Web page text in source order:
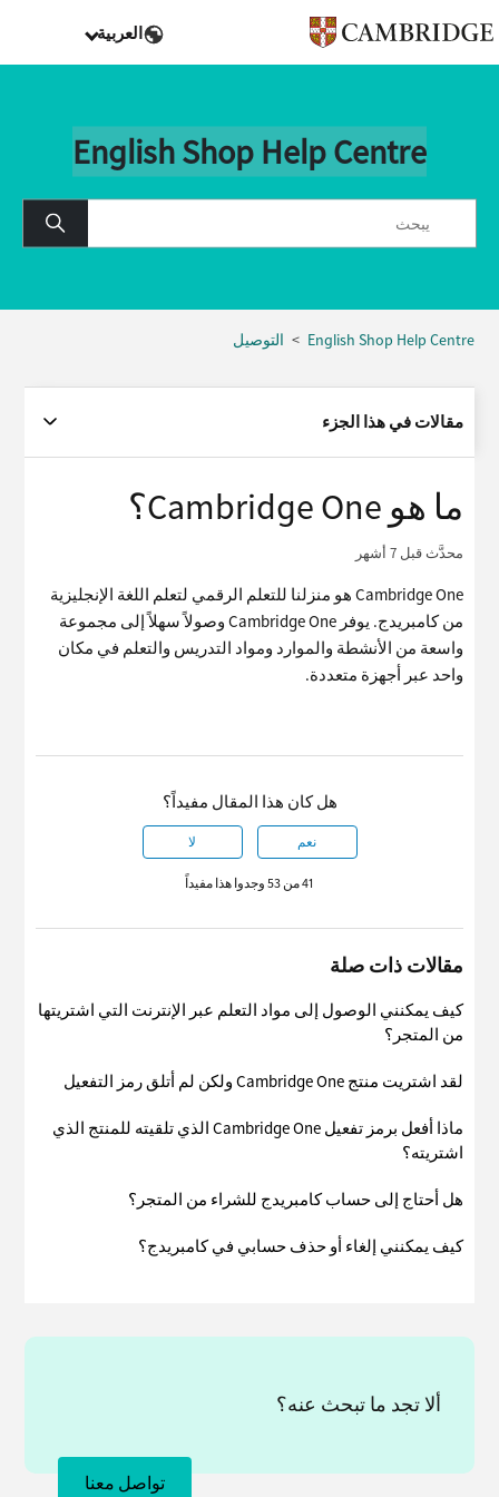
العربية
English Shop Help Centre
English Shop Help Centre التوصيل
مقالات في هذا الجزء
ما هو Cambridge One؟
محدَّثقبل 7 أشهر
Cambridge One هو منزلنا للتعلم الرقمي لتعلم اللغة الإنجليزية
من كامبريدج. يوفر Cambridge One وصولاً سهلاً إلى مجموعة
واسعة من الأنشطة والموارد ومواد التدريس والتعلم في مكان
واحد عبر أجهزة متعددة.
هل كان هذا المقال مفيداً؟
نعم لا
41 من 53 وجدوا هذا مفيداً
مقالات ذات صلة
كيف يمكنني الوصول إلى مواد التعلم عبر الإنترنت التي اشتريتها
من المتجر؟
لقد اشتريت منتج Cambridge One ولكن لم أتلق رمز التفعيل
ماذا أفعل برمز تفعيل Cambridge One الذي تلقيته للمنتج الذي
اشتريته؟
هل أحتاج إلى حساب كامبريدج للشراء من المتجر؟
كيف يمكنني إلغاء أو حذف حسابي في كامبريدج؟
ألا تجد ما تبحث عنه؟
تواصل معنا